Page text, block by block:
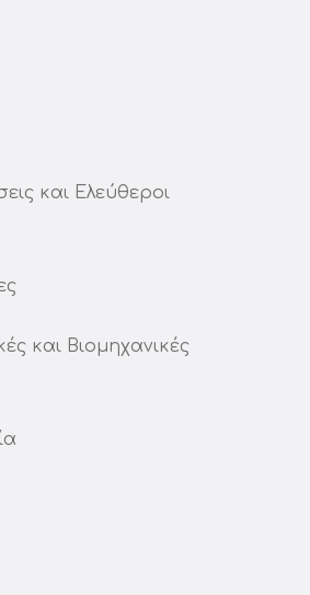
και Ελεύθεροι
και Βιομηχανικές